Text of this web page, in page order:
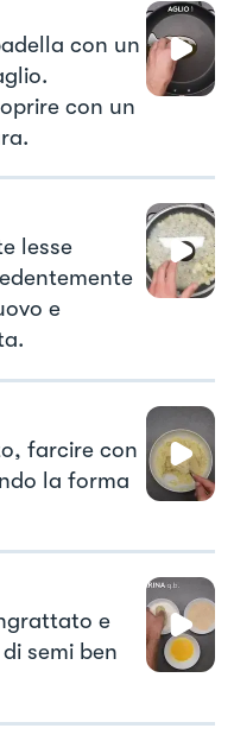
con un
con un
lesse
e
farcire con
la forma
e
semi ben